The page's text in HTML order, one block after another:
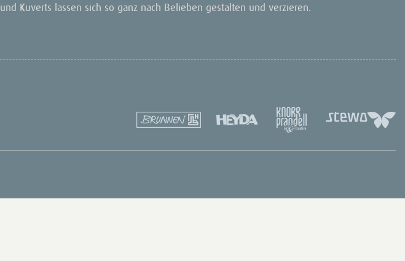
und Kuverts lassen sich so ganz nach Belieben gestalten und verzieren.